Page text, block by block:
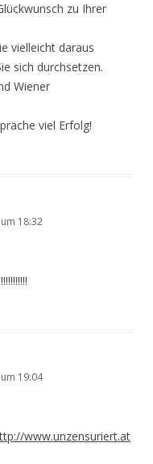
zu Ihrer
vielleicht daraus
sich durchsetzen.
Wiener
viel Erfolg!
18:32
19:04
www.unzensuriert.at